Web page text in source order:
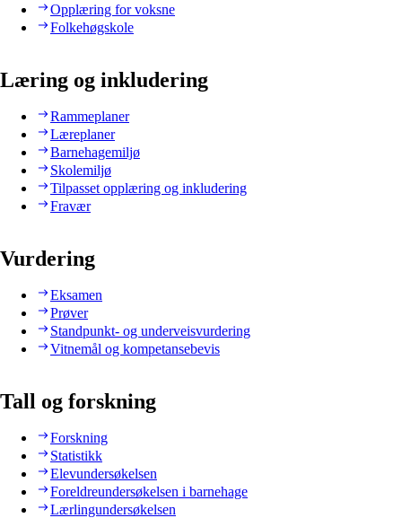
Opplæring for voksne
Folkehøgskole
Læring og inkludering
Rammeplaner
Læreplaner
Barnehagemiljø
Skolemiljø
Tilpasset opplæring og inkludering
Fravær
Vurdering
Eksamen
Prøver
Standpunkt- og underveisvurdering
Vitnemål og kompetansebevis
Tall og forskning
Forskning
Statistikk
Elevundersøkelsen
Foreldreundersøkelsen i barnehage
Lærlingundersøkelsen